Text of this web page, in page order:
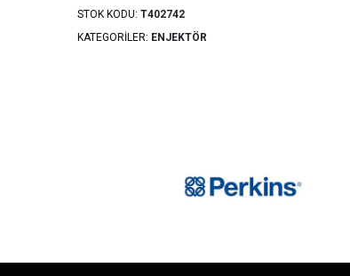
STOK KODU: T402742
KATEGORILER: ENJEKTÖR